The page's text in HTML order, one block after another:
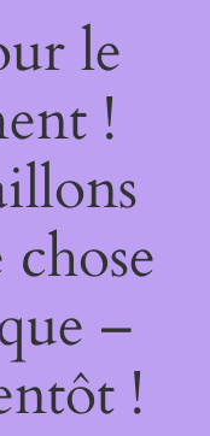
le
!
–
!